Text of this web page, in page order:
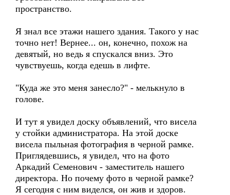
пространство.
Я знал все этажи нашего здания. Такого у нас
точно нет! Вернее... он, конечно, похож на
девятый, но ведь я спускался вниз. Это
чувствуешь, когда едешь в лифте.
"Куда же это меня занесло?" - мелькнуло в
голове.
И тут я увидел доску объявлений, что висела
у стойки администратора. На этой доске
висела пыльная фотография в черной рамке.
Приглядевшись, я увидел, что на фото
Аркадий Семенович - заместитель нашего
директора. Но почему фото в черной рамке?
Я сегодня с ним виделся, он жив и здоров.